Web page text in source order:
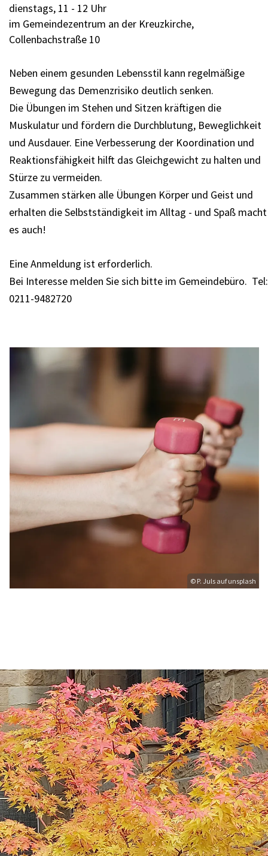
dienstags, 11 - 12 Uhr
im Gemeindezentrum an der Kreuzkirche,
Collenbachstraße 10
Neben einem gesunden Lebensstil kann regelmäßige
Bewegung das Demenzrisiko deutlich senken.
Die Übungen im Stehen und Sitzen kräftigen die
Muskulatur und fördern die Durchblutung, Beweglichkeit
und Ausdauer. Eine Verbesserung der Koordination und
Reaktionsfähigkeit hilft das Gleichgewicht zu halten und
Stürze zu vermeiden.
Zusammen stärken alle Übungen Körper und Geist und
erhalten die Selbstständigkeit im Alltag - und Spaß macht
es auch!
Eine Anmeldung ist erforderlich.
Bei Interesse melden Sie sich bitte im Gemeindebüro. Tel:
0211-9482720
© P. Juls auf unsplash